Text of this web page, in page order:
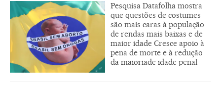
Pesquisa Datafolha mostra
que questões de costumes
são mais caras à população
de rendas mais baixas e de
maior idade Cresce apoio à
pena de morte e à redução
da maioriade idade penal